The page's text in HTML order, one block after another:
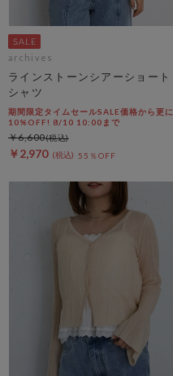
archives
ラインストーンシアーショート
シャツ
期間限定タイムセールSALE価格から更に
10%OFF! 8/10 10:00まで
￥2,970 55％OFF
￥6,600